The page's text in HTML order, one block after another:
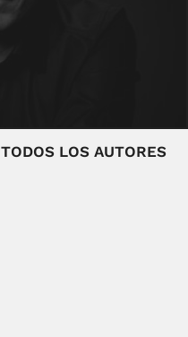
TODOS LOS AUTORES